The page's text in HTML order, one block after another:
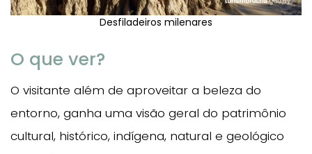
Desfiladeiros milenares
O que ver?
O visitante além de aproveitar a beleza do
entorno, ganha uma visão geral do patrimônio
cultural, histórico, indígena, natural e geológico